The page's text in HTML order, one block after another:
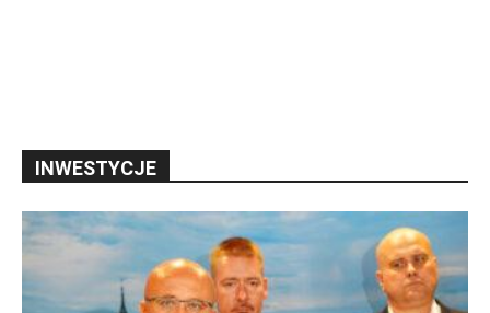
INWESTYCJE